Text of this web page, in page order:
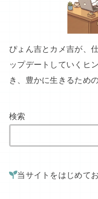
ぴょん吉とカメ吉が、
ップデートしていくヒ
き、豊かに生きるため
検索
当サイトをはじめて